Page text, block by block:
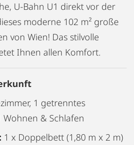
U-Bahn U1 direkt vor der
moderne 102 m² große
von Wien! Das stilvolle
Ihnen allen Komfort.
1 getrenntes
Wohnen & Schlafen
1 x Doppelbett (1,80 m x 2 m)